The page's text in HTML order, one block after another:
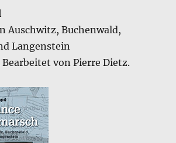
Auschwitz, Buchenwald,
Langenstein
von Pierre Dietz.